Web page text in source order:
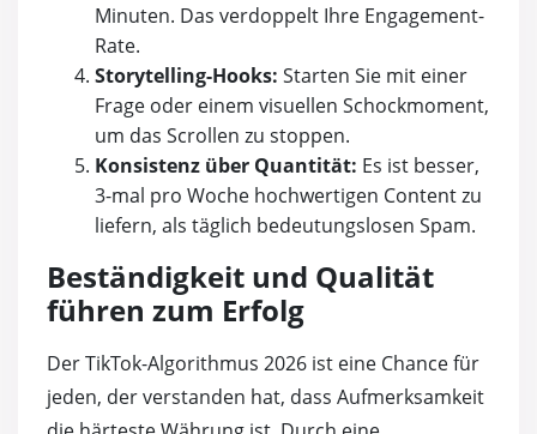
Minuten. Das verdoppelt Ihre Engagement-
Rate.
Storytelling-Hooks: Starten Sie mit einer
Frage oder einem visuellen Schockmoment,
um das Scrollen zu stoppen.
Konsistenz über Quantität: Es ist besser,
3-mal pro Woche hochwertigen Content zu
liefern, als täglich bedeutungslosen Spam.
Beständigkeit und Qualität
führen zum Erfolg
Der TikTok-Algorithmus 2026 ist eine Chance für
jeden, der verstanden hat, dass Aufmerksamkeit